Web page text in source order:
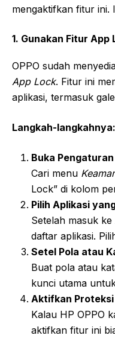
mengaktifkan fitur ini.
1. Gunakan Fitur App
OPPO sudah
App Lock. Fitur ini
aplikasi, termasuk
Langkah-langkahnya:
Buka Pengaturan
Cari menu
Lock” di kolom
Pilih Aplikasi
Setelah masuk ke
daftar aplikasi.
Setel Pola atau
Buat pola atau
kunci utama
Aktifkan
Kalau HP OPPO
aktifkan fitur ini